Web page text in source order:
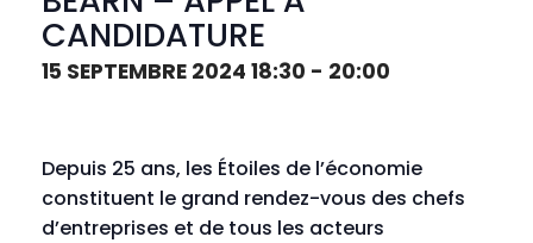
CANDIDATURE
15 SEPTEMBRE 2024 18:30 - 20:00
Depuis 25 ans, les Étoiles de l’économie
constituent le grand rendez-vous des chefs
d’entreprises et de tous les acteurs